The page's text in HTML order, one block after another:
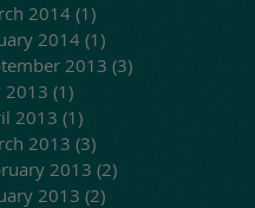
2014 (1)
2014 (1)
2013 (3)
2013 (1)
2013 (1)
2013 (3)
2013 (2)
2013 (2)